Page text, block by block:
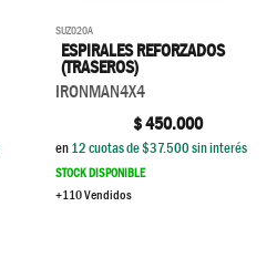
SUZ020A
ESPIRALES REFORZADOS
(TRASEROS)
IRONMAN4X4
$450.000
en12cuotas de $37.500sin interés
STOCK DISPONIBLE
+110 Vendidos